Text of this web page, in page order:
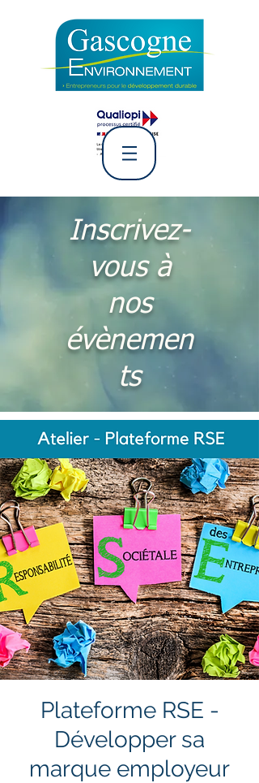
L' Association Gascogne
Environnement
Inscrivez-
vous à
nos
évènemen
ts
Plateforme RSE -
Développer sa
marque employeur